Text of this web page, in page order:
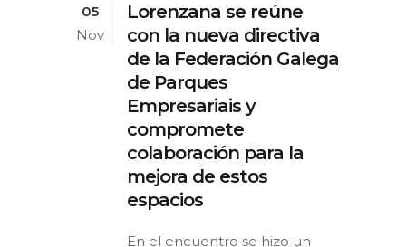
05
Nov
Lorenzana se reúne
con la nueva directiva
de la Federación Galega
de Parques
Empresariais y
compromete
colaboración para la
mejora de estos
espacios
En el encuentro se hizo un